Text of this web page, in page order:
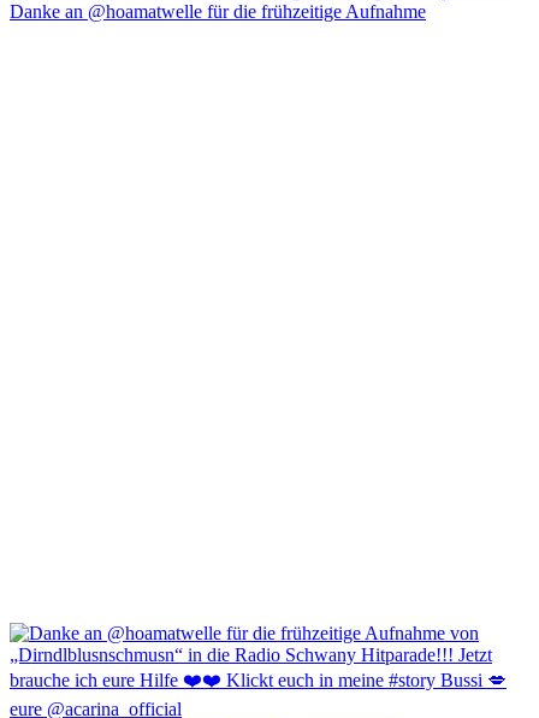
Danke an @hoamatwelle für die frühzeitige Aufnahme